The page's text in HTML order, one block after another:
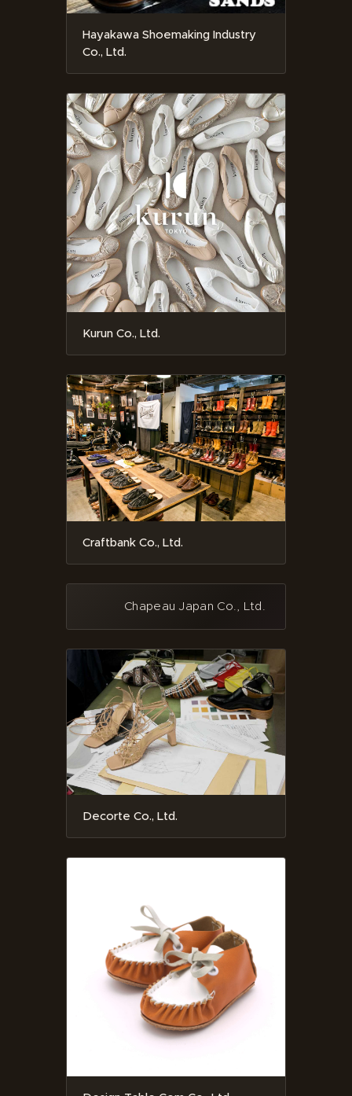
Hayakawa Shoemaking Industry
Co., Ltd.
Kurun Co., Ltd.
Craftbank Co., Ltd.
Chapeau Japan Co., Ltd.
Decorte Co., Ltd.